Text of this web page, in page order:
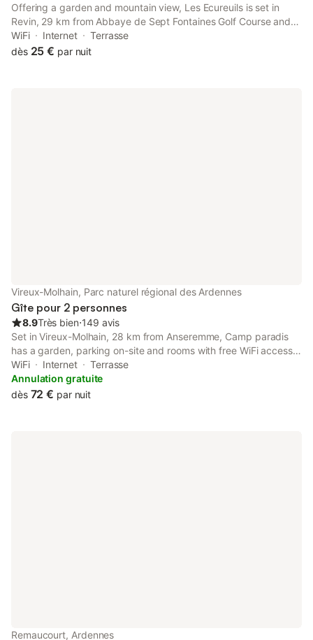
Offering a garden and mountain view, Les Ecureuils is set in
Revin, 29 km from Abbaye de Sept Fontaines Golf Course and
50 km from Anseremme. This property offers access to a
terrace, table tennis, free private parking and free WiFi.
WiFi Internet
Terrasse
dès 25 € par nuit
Vireux-Molhain, Parc naturel régional des Ardennes
Gîte pour 2 personnes
8.9Très bien⋅149 avis
Set in Vireux-Molhain, 28 km from Anseremme, Camp paradis
has a garden, parking on-site and rooms with free WiFi access.
The property features garden and city views, and is 24 km from
Florennes Avia Golf Club.
WiFi Internet
Terrasse
Annulation gratuite
dès 72 € par nuit
Remaucourt, Ardennes